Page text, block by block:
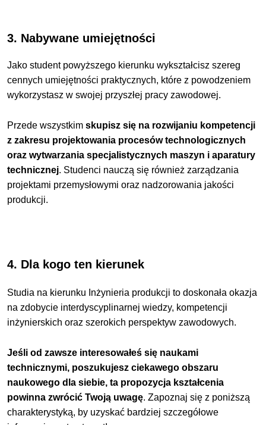
3. Nabywane umiejętności
Jako student powyższego kierunku wykształcisz szereg
cennych umiejętności praktycznych, które z powodzeniem
wykorzystasz w swojej przyszłej pracy zawodowej.
Przede wszystkimskupisz się na rozwijaniu kompetencji
z zakresu projektowania procesów technologicznych
oraz wytwarzania specjalistycznych maszyn i aparatury
technicznej. Studenci nauczą się również zarządzania
projektami przemysłowymi oraz nadzorowania jakości
produkcji.
4. Dla kogo ten kierunek
Studia na kierunku Inżynieria produkcji to doskonała okazja
na zdobycie interdyscyplinarnej wiedzy, kompetencji
inżynierskich oraz szerokich perspektyw zawodowych.
Jeśli od zawsze interesowałeś się naukami
technicznymi, poszukujesz ciekawego obszaru
naukowego dla siebie, ta propozycja kształcenia
powinna zwrócić Twoją uwagę. Zapoznaj się z poniższą
charakterystyką, by uzyskać bardziej szczegółowe